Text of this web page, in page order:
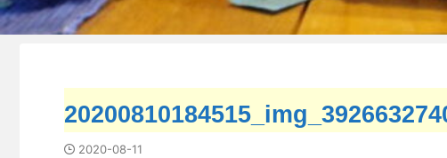
2020-08-11